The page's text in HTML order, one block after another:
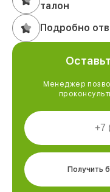
талон
Подробно
Менеджер
Получить